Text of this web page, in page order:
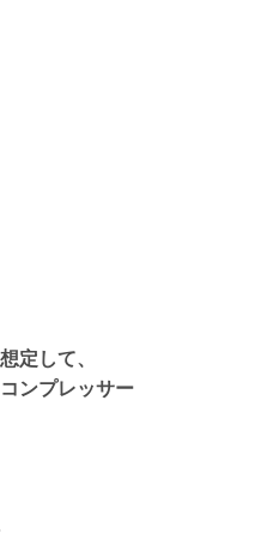
定して、
ンプレッサー